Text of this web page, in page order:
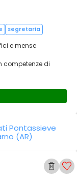
segretaria
e mense
competenze di
Pontassieve
(AR)